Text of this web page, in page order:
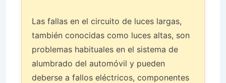
Las fallas en el circuito de luces largas,
también conocidas como luces altas, son
problemas habituales en el sistema de
alumbrado del automóvil y pueden
deberse a fallos eléctricos, componentes